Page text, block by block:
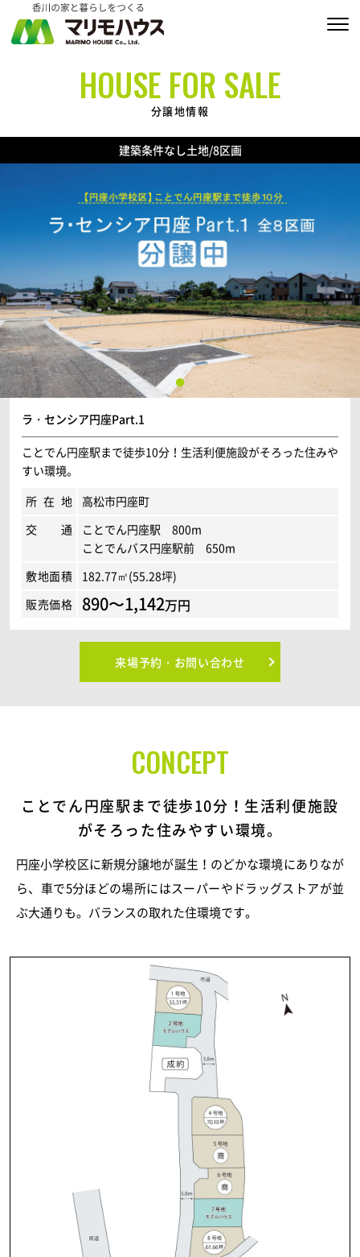
私たちの家づくり
商品ラインナップ
施工実績
会社情報
ブログ
ニュース
イベントに参加
モデルハウスを見る
資料請求・お問い合わせ
カスタマーハラスメントに関する基本方針
HOUSE FOR SALE
分譲地情報
建築条件なし土地/8区画
ラ・センシア円座Part.1
ことでん円座駅まで徒歩10分！生活利便施設がそろった住みや
すい環境。
所在地
高松市円座町
交通
ことでん円座駅 800m
ことでんバス円座駅前 650m
敷地面積
182.77㎡(55.28坪)
販売価格
890〜1,142万円
来場予約・お問い合わせ
CONCEPT
ことでん円座駅まで徒歩10分！生活利便施設
がそろった住みやすい環境。
円座小学校区に新規分譲地が誕生！のどかな環境にありなが
ら、車で5分ほどの場所にはスーパーやドラッグストアが並
ぶ大通りも。バランスの取れた住環境です。